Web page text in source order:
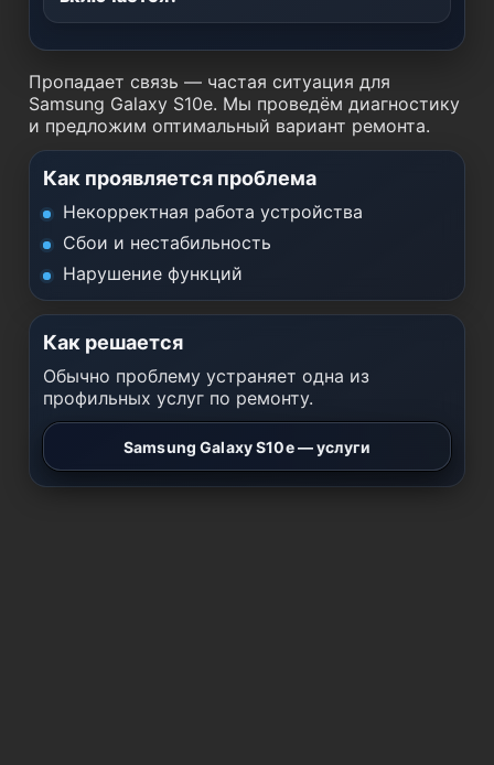
Пропадает связь — частая ситуация для
Samsung Galaxy S10e. Мы проведём диагностику
и предложим оптимальный вариант ремонта.
Как проявляется проблема
Некорректная работа устройства
Сбои и нестабильность
Нарушение функций
Как решается
Обычно проблему устраняет одна из
профильных услуг по ремонту.
Samsung Galaxy S10e — услуги